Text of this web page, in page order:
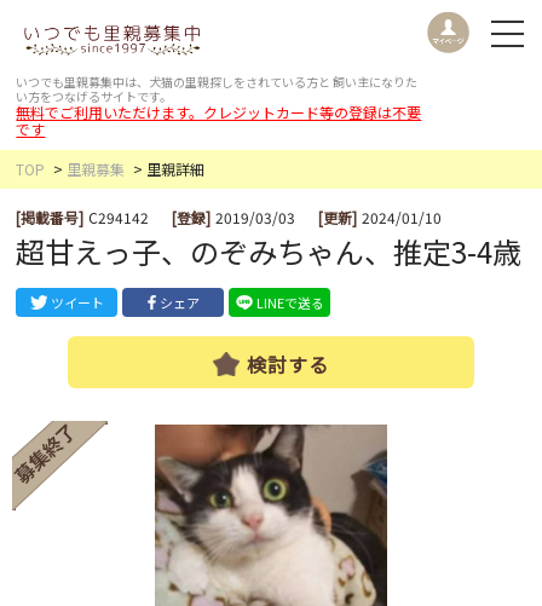
いつでも里親募集中は、犬猫の里親探しをされている方と 飼い主になりた
い方をつなげるサイトです。
無料でご利用いただけます。クレジットカード等の登録は不要
です
TOP
里親募集 里親詳細
[掲載番号] C294142 [登録] 2019/03/03 [更新] 2024/01/10
超甘えっ子、のぞみちゃん、推定3-4歳
ツイート シェア LINEで送る
検討する